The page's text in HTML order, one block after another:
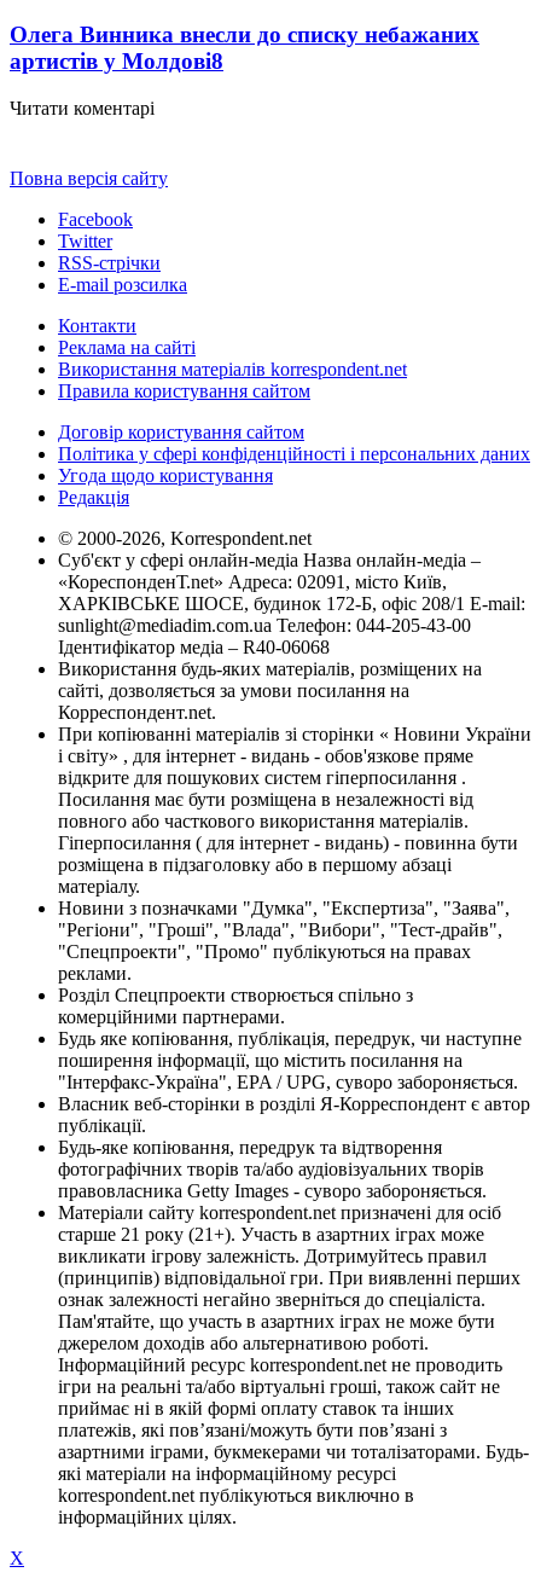
Олега Винника внесли до списку небажаних
артистів у Молдові8
Читати коментарі
Повна версія сайту
Facebook
Twitter
RSS-стрічки
E-mail розсилка
Контакти
Реклама на сайті
Використання матеріалів korrespondent.net
Правила користування сайтом
Договір користування сайтом
Політика у сфері конфіденційності і персональних даних
Угода щодо користування
Редакція
© 2000-2026, Korrespondent.net
Суб'єкт у сфері онлайн-медіа Назва онлайн-медіа –
«КореспонденТ.net» Адреса: 02091, місто Київ,
ХАРКІВСЬКЕ ШОСЕ, будинок 172-Б, офіс 208/1 E-mail:
sunlight@mediadim.com.ua Телефон: 044-205-43-00
Ідентифікатор медіа – R40-06068
Використання будь-яких матеріалів, розміщених на
сайті, дозволяється за умови посилання на
Корреспондент.net.
При копіюванні матеріалів зі сторінки « Новини України
і світу» , для інтернет - видань - обов'язкове пряме
відкрите для пошукових систем гіперпосилання .
Посилання має бути розміщена в незалежності від
повного або часткового використання матеріалів.
Гіперпосилання ( для інтернет - видань) - повинна бути
розміщена в підзаголовку або в першому абзаці
матеріалу.
Новини з позначками "Думка", "Експертиза", "Заява",
"Регіони", "Гроші", "Влада", "Вибори", "Тест-драйв",
"Спецпроекти", "Промо" публікуються на правах
реклами.
Розділ Спецпроекти створюється спільно з
комерційними партнерами.
Будь яке копіювання, публікація, передрук, чи наступне
поширення інформації, що містить посилання на
"Інтерфакс-Україна", EPA / UPG, суворо забороняється.
Власник веб-сторінки в розділі Я-Корреспондент є автор
публікації.
Будь-яке копіювання, передрук та відтворення
фотографічних творів та/або аудіовізуальних творів
правовласника Getty Images - суворо забороняється.
Матеріали сайту korrespondent.net призначені для осіб
старше 21 року (21+). Участь в азартних іграх може
викликати ігрову залежність. Дотримуйтесь правил
(принципів) відповідальної гри. При виявленні перших
ознак залежності негайно зверніться до спеціаліста.
Пам'ятайте, що участь в азартних іграх не може бути
джерелом доходів або альтернативою роботі.
Інформаційний ресурс korrespondent.net не проводить
ігри на реальні та/або віртуальні гроші, також сайт не
приймає ні в якій формі оплату ставок та інших
платежів, які пов’язані/можуть бути пов’язані з
азартними іграми, букмекерами чи тоталізаторами. Будь-
які матеріали на інформаційному ресурсі
korrespondent.net публікуються виключно в
інформаційних цілях.
X